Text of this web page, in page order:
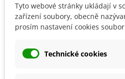
polostinné.
Substrát by měl být výživný, s
Cibulky doporučujeme vyjmout
Tyto webové stránky ukládají v
zařízení soubory, obecně
prosím nastavení cookies
Technické cookies